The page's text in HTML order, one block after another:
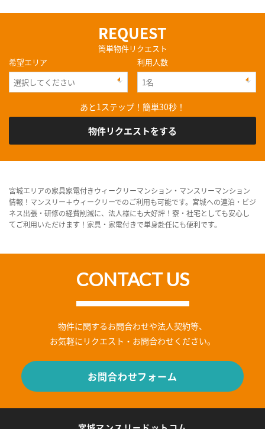
REQUEST
簡単物件リクエスト
希望エリア
利用人数
あと1ステップ！簡単30秒！
物件リクエストをする
宮城エリアの家具家電付きウィークリーマンション・マンスリーマンション
情報！マンスリー＋ウィークリーでのご利用も可能です。宮城への連泊・ビジ
ネス出張・研修の経費削減に、法人様にも大好評！寮・社宅としても安心し
てご利用いただけます！家具・家電付きで単身赴任にも便利です。
CONTACT US
物件に関するお問合わせや法人契約等、
お気軽にリクエスト・お問合わせください。
お問合わせフォーム